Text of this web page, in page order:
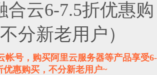
合云6-7.5折优惠购
分新老用户）
帐号，购买阿里云服务器等产品享受6-
优惠购买，不分新老用户~